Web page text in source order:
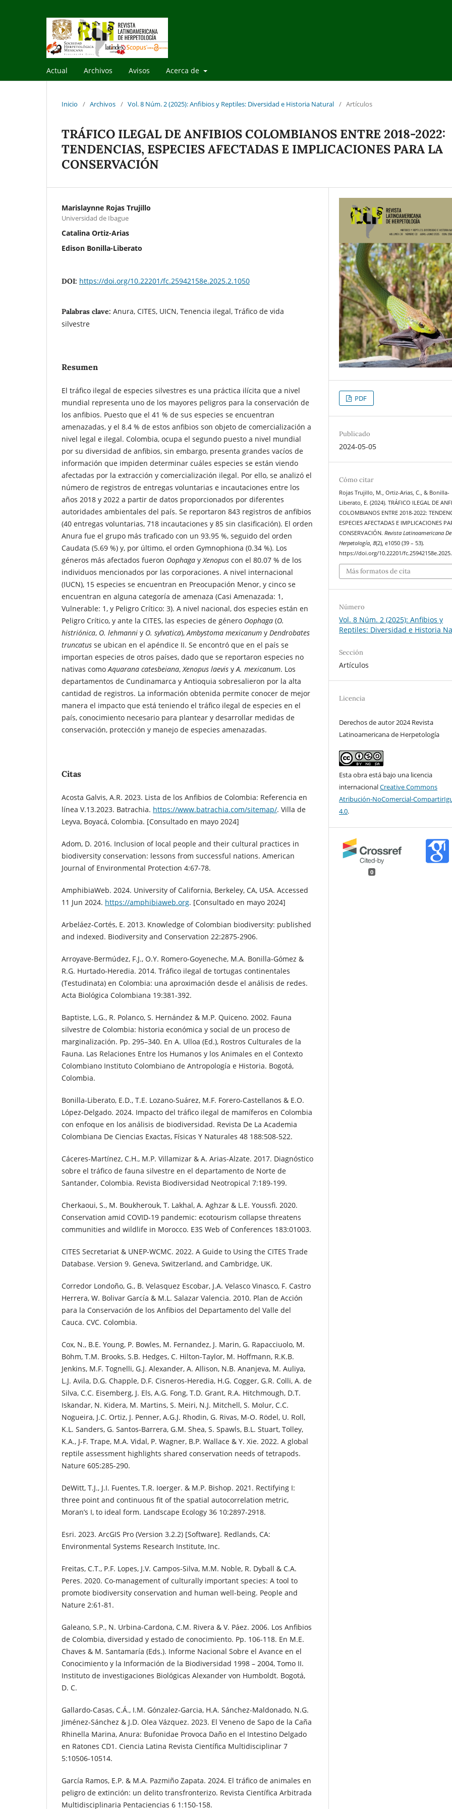
Actual Archivos Avisos Acerca de
Inicio / Archivos / Vol. 8 Núm. 2 (2025): Anfibios y Reptiles: Diversidad e Historia Natural / Artículos
TRÁFICO ILEGAL DE ANFIBIOS COLOMBIANOS ENTRE 2018-2022:
TENDENCIAS, ESPECIES AFECTADAS E IMPLICACIONES PARA LA
CONSERVACIÓN
Marislaynne Rojas Trujillo
Universidad de Ibague
Catalina Ortiz-Arias
Edison Bonilla-Liberato
DOI: https://doi.org/10.22201/fc.25942158e.2025.2.1050
Palabras clave: Anura, CITES, UICN, Tenencia ilegal, Tráfico de vida
silvestre
Resumen
El tráfico ilegal de especies silvestres es una práctica ilícita que a nivel
mundial representa uno de los mayores peligros para la conservación de
los anfibios. Puesto que el 41 % de sus especies se encuentran
amenazadas, y el 8.4 % de estos anfibios son objeto de comercialización a
nivel legal e ilegal. Colombia, ocupa el segundo puesto a nivel mundial
por su diversidad de anfibios, sin embargo, presenta grandes vacíos de
información que impiden determinar cuáles especies se están viendo
afectadas por la extracción y comercialización ilegal. Por ello, se analizó el
número de registros de entregas voluntarias e incautaciones entre los
años 2018 y 2022 a partir de datos proporcionados por diferentes
autoridades ambientales del país. Se reportaron 843 registros de anfibios
(40 entregas voluntarias, 718 incautaciones y 85 sin clasificación). El orden
Anura fue el grupo más traficado con un 93.95 %, seguido del orden
Caudata (5.69 %) y, por último, el orden Gymnophiona (0.34 %). Los
géneros más afectados fueron Oophaga yXenopus con el 80.07 % de los
individuos mencionados por las corporaciones. A nivel internacional
(IUCN), 15 especies se encuentran en Preocupación Menor, y cinco se
encuentran en alguna categoría de amenaza (Casi Amenazada: 1,
Vulnerable: 1, y Peligro Crítico: 3). A nivel nacional, dos especies están en
Peligro Crítico, y ante la CITES, las especies de género Oophaga (O.
histriónica, O. lehmanni y O. sylvatica),Ambystoma mexicanum y Dendrobates
truncatus se ubican en el apéndice II. Se encontró que en el país se
importan especies de otros países, dado que se reportaron especies no
nativas comoAquarana catesbeiana,Xenopus laevis yA. mexicanum. Los
departamentos de Cundinamarca y Antioquia sobresalieron por la alta
cantidad de registros. La información obtenida permite conocer de mejor
manera el impacto que está teniendo el tráfico ilegal de especies en el
país, conocimiento necesario para plantear y desarrollar medidas de
conservación, protección y manejo de especies amenazadas.
Citas
Acosta Galvis, A.R. 2023. Lista de los Anfibios de Colombia: Referencia en
línea V.13.2023. Batrachia. https://www.batrachia.com/sitemap/. Villa de
Leyva, Boyacá, Colombia. [Consultado en mayo 2024]
Adom, D. 2016. Inclusion of local people and their cultural practices in
biodiversity conservation: lessons from successful nations. American
Journal of Environmental Protection 4:67-78.
AmphibiaWeb. 2024. University of California, Berkeley, CA, USA. Accessed
11 Jun 2024. https://amphibiaweb.org. [Consultado en mayo 2024]
Arbeláez-Cortés, E. 2013. Knowledge of Colombian biodiversity: published
and indexed. Biodiversity and Conservation 22:2875-2906.
Arroyave-Bermúdez, F.J., O.Y. Romero-Goyeneche, M.A. Bonilla-Gómez &
R.G. Hurtado-Heredia. 2014. Tráfico ilegal de tortugas continentales
(Testudinata) en Colombia: una aproximación desde el análisis de redes.
Acta Biológica Colombiana 19:381-392.
Baptiste, L.G., R. Polanco, S. Hernández & M.P. Quiceno. 2002. Fauna
silvestre de Colombia: historia económica y social de un proceso de
marginalización. Pp. 295–340. En A. Ulloa (Ed.), Rostros Culturales de la
Fauna. Las Relaciones Entre los Humanos y los Animales en el Contexto
Colombiano Instituto Colombiano de Antropología e Historia. Bogotá,
Colombia.
Bonilla-Liberato, E.D., T.E. Lozano-Suárez, M.F. Forero-Castellanos & E.O.
López-Delgado. 2024. Impacto del tráfico ilegal de mamíferos en Colombia
con enfoque en los análisis de biodiversidad. Revista De La Academia
Colombiana De Ciencias Exactas, Físicas Y Naturales 48 188:508-522.
Cáceres-Martínez, C.H., M.P. Villamizar & A. Arias-Alzate. 2017. Diagnóstico
sobre el tráfico de fauna silvestre en el departamento de Norte de
Santander, Colombia. Revista Biodiversidad Neotropical 7:189-199.
Cherkaoui, S., M. Boukherouk, T. Lakhal, A. Aghzar & L.E. Youssfi. 2020.
Conservation amid COVID-19 pandemic: ecotourism collapse threatens
communities and wildlife in Morocco. E3S Web of Conferences 183:01003.
CITES Secretariat & UNEP-WCMC. 2022. A Guide to Using the CITES Trade
Database. Version 9. Geneva, Switzerland, and Cambridge, UK.
Corredor Londoño, G., B. Velasquez Escobar, J.A. Velasco Vinasco, F. Castro
Herrera, W. Bolivar García & M.L. Salazar Valencia. 2010. Plan de Acción
para la Conservación de los Anfibios del Departamento del Valle del
Cauca. CVC. Colombia.
Cox, N., B.E. Young, P. Bowles, M. Fernandez, J. Marin, G. Rapacciuolo, M.
Böhm, T.M. Brooks, S.B. Hedges, C. Hilton-Taylor, M. Hoffmann, R.K.B.
Jenkins, M.F. Tognelli, G.J. Alexander, A. Allison, N.B. Ananjeva, M. Auliya,
L.J. Avila, D.G. Chapple, D.F. Cisneros-Heredia, H.G. Cogger, G.R. Colli, A. de
Silva, C.C. Eisemberg, J. Els, A.G. Fong, T.D. Grant, R.A. Hitchmough, D.T.
Iskandar, N. Kidera, M. Martins, S. Meiri, N.J. Mitchell, S. Molur, C.C.
Nogueira, J.C. Ortiz, J. Penner, A.G.J. Rhodin, G. Rivas, M-O. Rödel, U. Roll,
K.L. Sanders, G. Santos-Barrera, G.M. Shea, S. Spawls, B.L. Stuart, Tolley,
K.A., J-F. Trape, M.A. Vidal, P. Wagner, B.P. Wallace & Y. Xie. 2022. A global
reptile assessment highlights shared conservation needs of tetrapods.
Nature 605:285-290.
DeWitt, T.J., J.I. Fuentes, T.R. Ioerger. & M.P. Bishop. 2021. Rectifying I:
three point and continuous fit of the spatial autocorrelation metric,
Moran’s I, to ideal form. Landscape Ecology 36 10:2897-2918.
Esri. 2023. ArcGIS Pro (Version 3.2.2) [Software]. Redlands, CA:
Environmental Systems Research Institute, Inc.
Freitas, C.T., P.F. Lopes, J.V. Campos-Silva, M.M. Noble, R. Dyball & C.A.
Peres. 2020. Co-management of culturally important species: A tool to
promote biodiversity conservation and human well-being. People and
Nature 2:61-81.
Galeano, S.P., N. Urbina-Cardona, C.M. Rivera & V. Páez. 2006. Los Anfibios
de Colombia, diversidad y estado de conocimiento. Pp. 106-118. En M.E.
Chaves & M. Santamaría (Eds.). Informe Nacional Sobre el Avance en el
Conocimiento y la Información de la Biodiversidad 1998 – 2004, Tomo II.
Instituto de investigaciones Biológicas Alexander von Humboldt. Bogotá,
D. C.
Gallardo-Casas, C.Á., I.M. Gónzalez-Garcia, H.A. Sánchez-Maldonado, N.G.
Jiménez-Sánchez & J.D. Olea Vázquez. 2023. El Veneno de Sapo de la Caña
Rhinella Marina, Anura: Bufonidae Provoca Daño en el Intestino Delgado
en Ratones CD1. Ciencia Latina Revista Científica Multidisciplinar 7
5:10506-10514.
García Ramos, E.P. & M.A. Pazmiño Zapata. 2024. El tráfico de animales en
peligro de extinción: un delito transfronterizo. Revista Científica Arbitrada
Multidisciplinaria Pentaciencias 6 1:150-158.
PDF
Publicado
2024-05-05
Cómo citar
Rojas Trujillo, M., Ortiz-Arias, C., & Bonilla-
Liberato, E. (2024). TRÁFICO ILEGAL DE
COLOMBIANOS ENTRE 2018-2022:
ESPECIES AFECTADAS E IMPLICACIONES
CONSERVACIÓN.Revista Latinoamericana De
Herpetología,8(2), e1050 (39 – 53).
https://doi.org/10.22201/
Más formatos de cita
Número
Vol. 8 Núm. 2 (2025): Anfibios y
Reptiles: Diversidad e Historia
Sección
Artículos
Licencia
Derechos de autor 2024 Revista
Latinoamericana de Herpetología
Esta obra está bajo una licencia
internacionalCreative Commons
Atribución-NoComercial-
4.0.
0